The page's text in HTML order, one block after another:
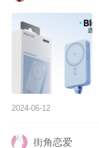
2024-06-12
街角恋爱